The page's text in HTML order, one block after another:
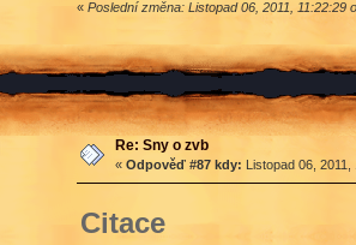
« Poslední změna: Listopad 06, 2011, 11:22:29
Re: Sny o zvb
« Odpověď #87 kdy: Listopad 06, 2011,
Citace